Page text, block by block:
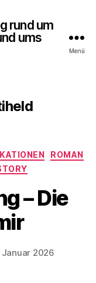
rund um
ums
Menü
ROMAN
– Die
Januar 2026